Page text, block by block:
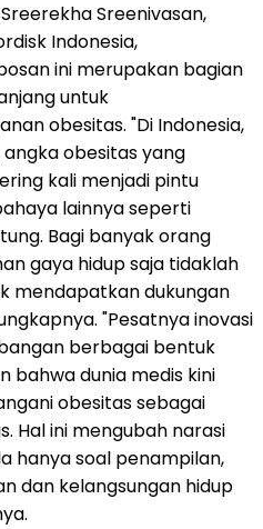
Sreenivasan,
Indonesia,
ini merupakan bagian
untuk
obesitas. "Di Indonesia,
obesitas yang
kali menjadi pintu
lainnya seperti
Bagi banyak orang
gaya hidup saja tidaklah
mendapatkan dukungan
"Pesatnya inovasi
berbagai bentuk
bahwa dunia medis kini
obesitas sebagai
Hal ini mengubah narasi
hanya soal penampilan,
dan kelangsungan hidup